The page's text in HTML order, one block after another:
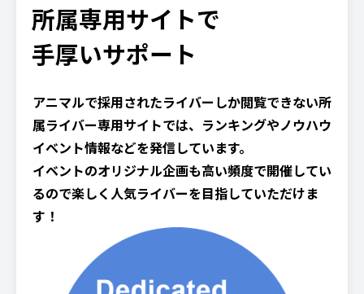
所属専用サイトで
手厚いサポート
アニマルで採用されたライバーしか閲覧できない所
属ライバー専用サイトでは、ランキングやノウハウ
イベント情報などを発信しています。
イベントのオリジナル企画も高い頻度で開催してい
るので楽しく人気ライバーを目指していただけま
す！